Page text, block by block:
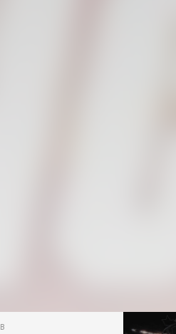
DEL VALENCIA